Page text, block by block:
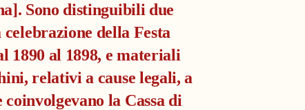
Sono distinguibili due
della Festa
1890 al 1898, e materiali
relativi a cause legali, a
la Cassa di